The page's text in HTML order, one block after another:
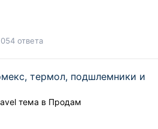
054 ответа
термол, подшлемники и
тема в Продам